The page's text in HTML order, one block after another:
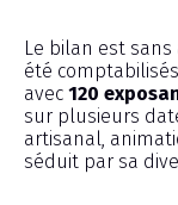
Le bilan est sans
été
avec 120
sur plusieurs
artisanal,
séduit par sa